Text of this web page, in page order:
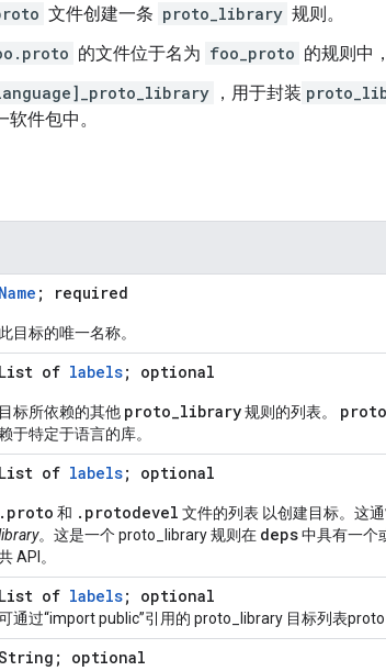
文件创建一条 proto_library 规则。
的文件位于名为 foo_proto 的规则中
，用于封装
软件包中。
Name ; required
此目标的唯一名称。
List of labels; optional
目标所依赖的其他 proto_library规则的列表。 proto
赖于特定于语言的库。
List of labels; optional
. proto 和 . protodevel 文件的列表 以创建目标。这
。这是一个 proto_library 规则在 deps中具有一个
API。
List of labels; optional
通过“import public”引用的 proto_library 目标列表proto
optional